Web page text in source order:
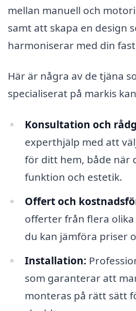
mellan manuell och
samt att skapa en design
harmoniserar med din
Här är några av de tjäna
specialiserat på markis
Konsultation och
experthjälp med att
för ditt hem, både när
funktion och estetik.
Offert och
offerter från flera
du kan jämföra priser
Installation:
som garanterar att
monteras på rätt sätt